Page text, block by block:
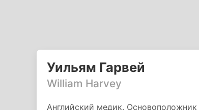
Уильям Гарвей
William Harvey
Английский медик.